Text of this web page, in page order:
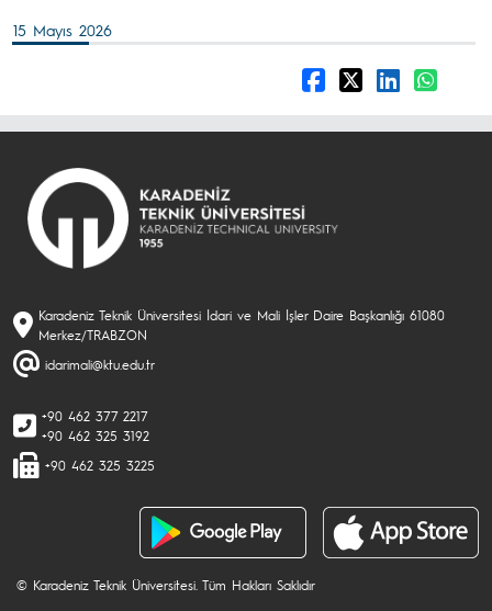
15 Mayıs 2026
Karadeniz Teknik Üniversitesi İdari ve Mali İşler Daire Başkanlığı 61080
Merkez/TRABZON
idarimali@ktu.edu.tr
+90 462 377 2217
+90 462 325 3192
+90 462 325 3225
© Karadeniz Teknik Üniversitesi. Tüm Hakları Saklıdır